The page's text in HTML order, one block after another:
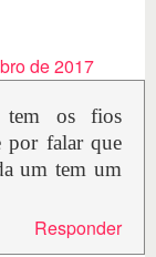
de 2017
os fios
por falar que
um tem um
Responder